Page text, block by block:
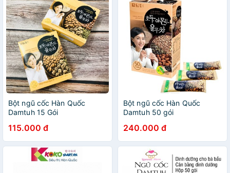
Bột ngũ cốc Hàn Quốc
Damtuh 15 Gói
115.000 đ
Bột ngũ cốc Hàn Quốc
Damtuh 50 gói
240.000 đ